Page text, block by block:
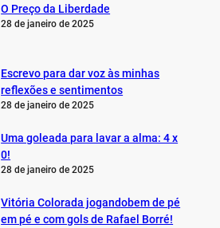
O Preço da Liberdade
28 de janeiro de 2025
Escrevo para dar voz às minhas
reflexões e sentimentos
28 de janeiro de 2025
Uma goleada para lavar a alma: 4 x
0!
28 de janeiro de 2025
Vitória Colorada jogandobem de pé
em pé e com gols de Rafael Borré!